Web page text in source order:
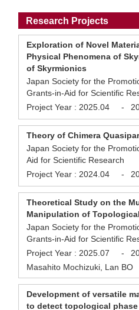
Research Projects
Exploration of Novel
Physical Phenomena of
of Skyrmionics
Japan Society for the
Grants-in-Aid for Scientific
Project Year : 2025.04 -
Theory of Chimera
Japan Society for the
Aid for Scientific Research
Project Year : 2024.04 -
Theoretical Study on the
Manipulation of
Japan Society for the
Grants-in-Aid for Scientific
Project Year : 2025.07 -
Masahito Mochizuki, Lan BO
Development of versatile
to detect topological